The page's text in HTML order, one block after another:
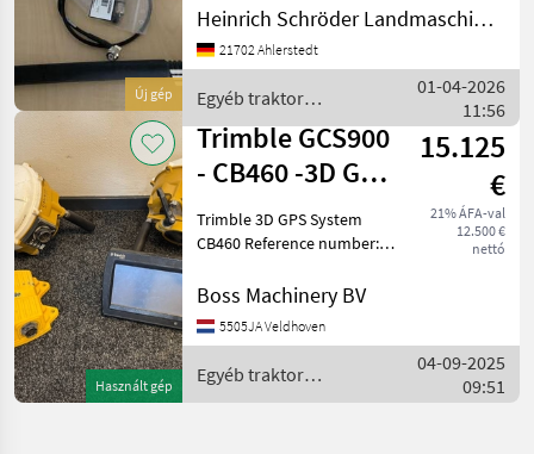
Új gép
FENDT Egyéb traktor
tartozékok
Nyomkövető/GPS
Heinrich Schröder Landmaschinen KG Ahlerstedt
21702 Ahlerstedt
Egyéb traktor
tartozékok / Trimble
01-04-2026
11:56
Használt gép
Trimble GCS900
- CB460 -3D GPS
System CB460
15.125
€
21% ÁFA-val
12.500 €
nettó
Trimble 3D GPS System
CB460 Reference number:
System Location
Available at Boss
Trimble 3D G
Boss Machinery BV
5505JA Veldhoven
Egyéb traktor
tartozékok / Trimble
04-09-2025
09:51